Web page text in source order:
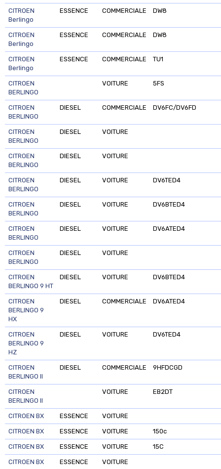
CITROEN
Berlingo
ESSENCE COMMERCIALE DW8
CITROEN
Berlingo
ESSENCE COMMERCIALE DW8
CITROEN
Berlingo
ESSENCE COMMERCIALE TU1
CITROEN
BERLINGO
VOITURE 5FS
CITROEN
BERLINGO
DIESEL COMMERCIALE DV6FC/DV6FD
CITROEN
BERLINGO
DIESEL VOITURE
CITROEN
BERLINGO
DIESEL VOITURE
CITROEN
BERLINGO
DIESEL VOITURE DV6TED4
CITROEN
BERLINGO
DIESEL VOITURE DV6BTED4
CITROEN
BERLINGO
DIESEL VOITURE DV6ATED4
CITROEN
BERLINGO
DIESEL VOITURE
CITROEN
BERLINGO 9 HT
DIESEL VOITURE DV6BTED4
CITROEN
BERLINGO 9
HX
DIESEL COMMERCIALE DV6ATED4
CITROEN
BERLINGO 9
HZ
DIESEL VOITURE DV6TED4
CITROEN
BERLINGO II
DIESEL COMMERCIALE 9HFDCGD
CITROEN
BERLINGO II
VOITURE EB2DT
CITROEN BX ESSENCE VOITURE
CITROEN BX ESSENCE VOITURE 150c
CITROEN BX ESSENCE VOITURE 15C
CITROEN BX ESSENCE VOITURE